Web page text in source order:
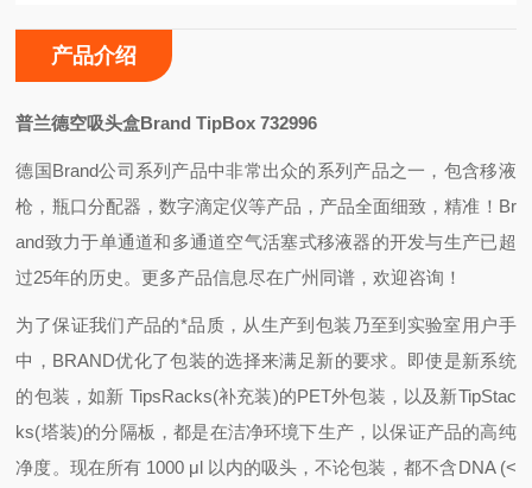
产品介绍
普兰德空吸头盒Brand TipBox 732996
德国Brand公司系列产品中非常出众的系列产品之一，包含移液
枪，瓶口分配器，数字滴定仪等产品，产品全面细致，精准！Br
and致力于单通道和多通道空气活塞式移液器的开发与生产已超
过25年的历史。更多产品信息尽在广州同谱，欢迎咨询！
为了保证我们产品的*品质，从生产到包装乃至到实验室用户手
中，BRAND优化了包装的选择来满足新的要求。即使是新系统
的包装，如新 TipsRacks(补充装)的PET外包装，以及新TipStac
ks(塔装)的分隔板，都是在洁净环境下生产，以保证产品的高纯
净度。现在所有 1000 μl 以内的吸头，不论包装，都不含DNA (<